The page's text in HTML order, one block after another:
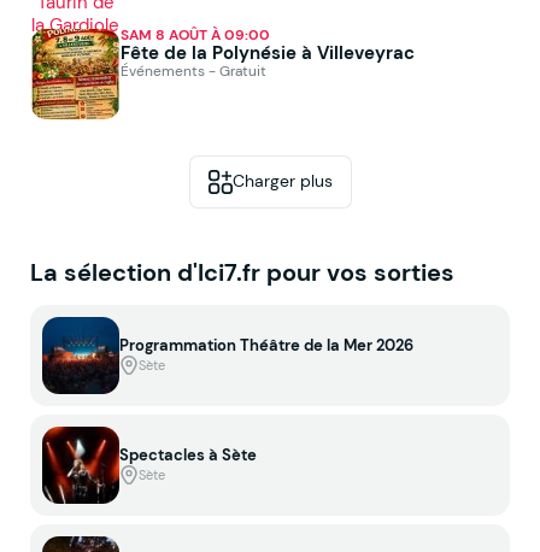
SAM 8 AOÛT À 09:00
Fête de la Polynésie à Villeveyrac
Événements - Gratuit
Charger plus
La sélection d'Ici7.fr pour vos sorties
Programmation Théâtre de la Mer 2026
Sète
Spectacles à Sète
Sète